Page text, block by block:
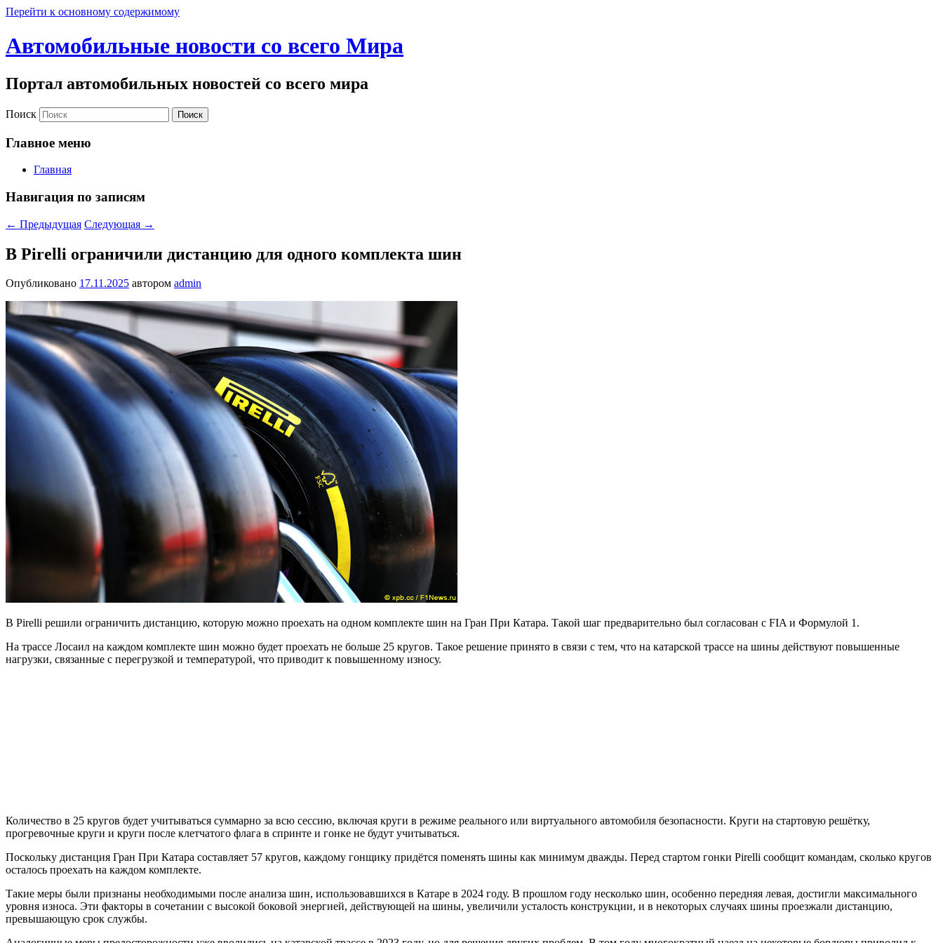
Перейти к основному содержимому
Автомобильные новости со всего Мира
Портал автомобильных новостей со всего мира
Поиск
Главное меню
Главная
Навигация по записям
← Предыдущая Следующая →
В Pirelli ограничили дистанцию для одного комплекта шин
Опубликовано 17.11.2025 автором admin
В Pirelli решили ограничить дистанцию, которую можно проехать на одном комплекте шин на Гран При Катара. Такой шаг предварительно был согласован с FIA и Формулой 1.
На трассе Лосаил на каждом комплекте шин можно будет проехать не больше 25 кругов. Такое решение принято в связи с тем, что на катарской трассе на шины действуют повышенные
нагрузки, связанные с перегрузкой и температурой, что приводит к повышенному износу.
Количество в 25 кругов будет учитываться суммарно за всю сессию, включая круги в режиме реального или виртуального автомобиля безопасности. Круги на стартовую решётку,
прогревочные круги и круги после клетчатого флага в спринте и гонке не будут учитываться.
Поскольку дистанция Гран При Катара составляет 57 кругов, каждому гонщику придётся поменять шины как минимум дважды. Перед стартом гонки Pirelli сообщит командам, сколько кругов
осталось проехать на каждом комплекте.
Такие меры были признаны необходимыми после анализа шин, использовавшихся в Катаре в 2024 году. В прошлом году несколько шин, особенно передняя левая, ​​достигли максимального
уровня износа. Эти факторы в сочетании с высокой боковой энергией, действующей на шины, увеличили усталость конструкции, и в некоторых случаях шины проезжали дистанцию,
превышающую срок службы.